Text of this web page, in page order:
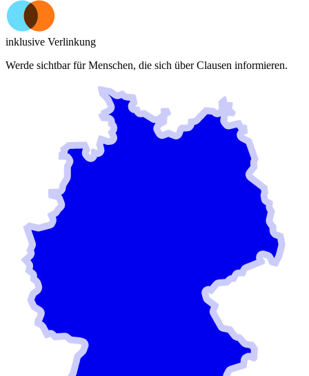
inklusive Verlinkung
Werde sichtbar für Menschen, die sich überClausen informieren.